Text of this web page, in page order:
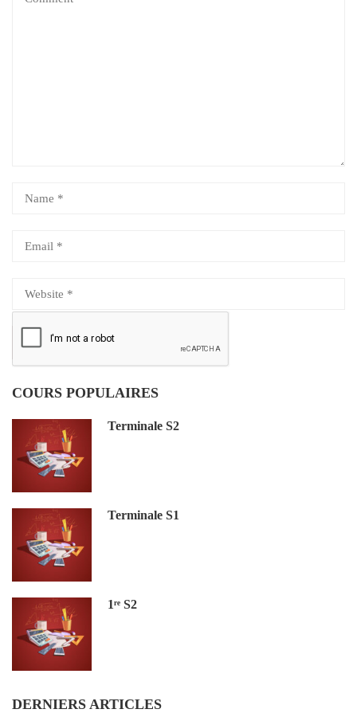
COURS POPULAIRES
Terminale S2
Terminale S1
1ʳᵉ S2
DERNIERS ARTICLES